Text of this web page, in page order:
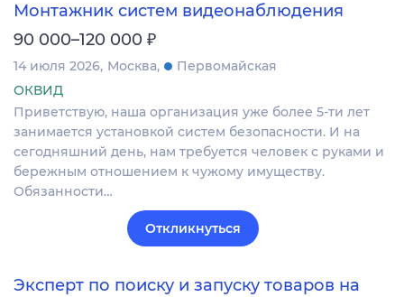
Монтажник систем видеонаблюдения
90 000–120 000 ₽
14 июля 2026 Москва
Первомайская
ОКВИД
Приветствую, наша организация уже более 5-ти лет
занимается установкой систем безопасности. И на
сегодняшний день, нам требуется человек с руками и
бережным отношением к чужому имуществу.
Обязанности…
Откликнуться
Эксперт по поиску и запуску товаров на